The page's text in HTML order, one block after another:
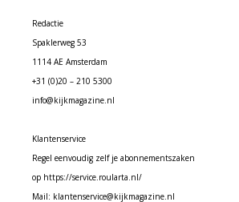
Redactie
Spaklerweg 53
1114 AE Amsterdam
+31 (0)20 – 210 5300
info@kijkmagazine.nl
Klantenservice
Regel eenvoudig zelf je abonnementszaken
op https://service.roularta.nl/
Mail: klantenservice@kijkmagazine.nl